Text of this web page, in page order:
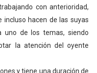
con anterioridad,
incluso hacen de las suyas
uno de los temas, siendo
la atención del oyente
y tiene una duración de